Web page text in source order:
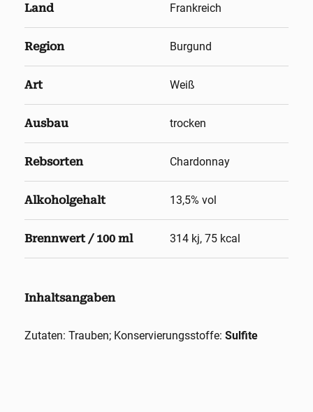
Land Frankreich
Region Burgund
Art Weiß
Ausbau trocken
Rebsorten Chardonnay
Alkoholgehalt 13,5% vol
Brennwert / 100 ml 314 kj, 75 kcal
Inhaltsangaben
Zutaten: Trauben; Konservierungsstoffe: Sulfite